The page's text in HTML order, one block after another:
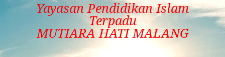
Yayasan Pendidikan Islam
Terpadu
MUTIARA HATI MALANG